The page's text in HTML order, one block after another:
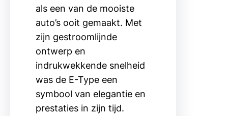
als een van de mooiste
auto’s ooit gemaakt. Met
zijn gestroomlijnde
ontwerp en
indrukwekkende snelheid
was de E-Type een
symbool van elegantie en
prestaties in zijn tijd.